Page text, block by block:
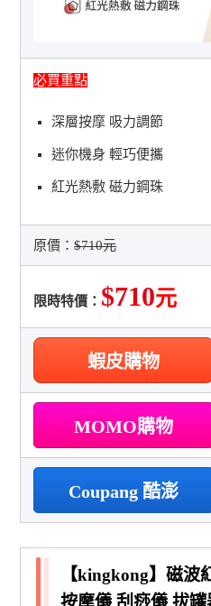
必買重點
深層按摩 吸力調節
迷你機身 輕巧便攜
紅光熱敷 磁力鋼珠
原價：$710元
限時特價： $710元
蝦皮購物
MOMO購物
Coupang 酷澎
【kingkong】磁波
按摩儀 刮痧儀 拔罐